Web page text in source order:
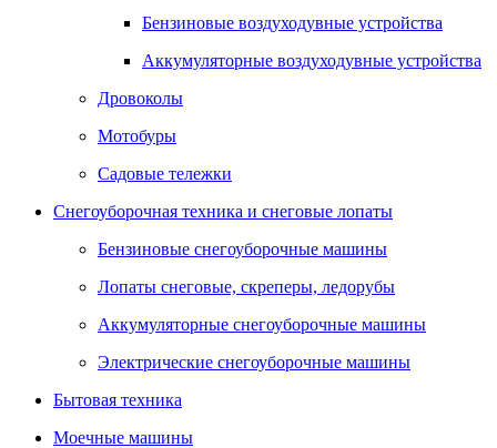
Бензиновые воздуходувные устройства
Аккумуляторные воздуходувные устройства
Дровоколы
Мотобуры
Садовые тележки
Снегоуборочная техника и снеговые лопаты
Бензиновые снегоуборочные машины
Лопаты снеговые, скреперы, ледорубы
Аккумуляторные снегоуборочные машины
Электрические снегоуборочные машины
Бытовая техника
Моечные машины